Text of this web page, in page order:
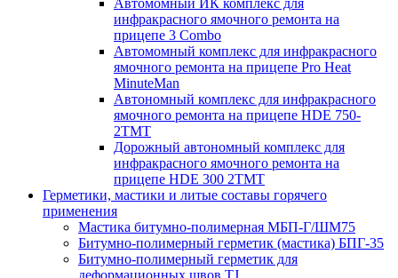
Автомомный ИК комплекс для
инфракрасного ямочного ремонта на
прицепе 3 Combo
Автомомный комплекс для инфракрасного
ямочного ремонта на прицепе Pro Heat
MinuteMan
Автономный комплекс для инфракрасного
ямочного ремонта на прицепе HDE 750-
2TMT
Дорожный автономный комплекс для
инфракрасного ямочного ремонта на
прицепе HDE 300 2TMT
Герметики, мастики и литые составы горячего
применения
Мастика битумно-полимерная МБП-Г/ШМ75
Битумно-полимерный герметик (мастика) БПГ-35
Битумно-полимерный герметик для
деформационных швов TJ